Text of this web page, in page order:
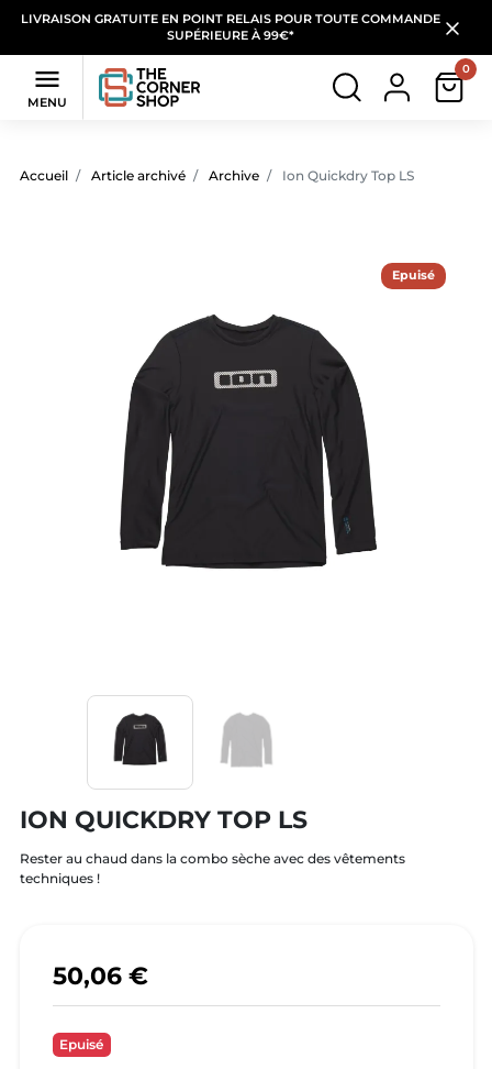
LIVRAISON GRATUITE EN POINT RELAIS POUR TOUTE COMMANDE
SUPÉRIEURE À 99€*

MENU
0
Accueil Article archivé Archive Ion Quickdry Top LS
Epuisé
ION QUICKDRY TOP LS
Rester au chaud dans la combo sèche avec des vêtements
techniques !
50,06 €
Epuisé